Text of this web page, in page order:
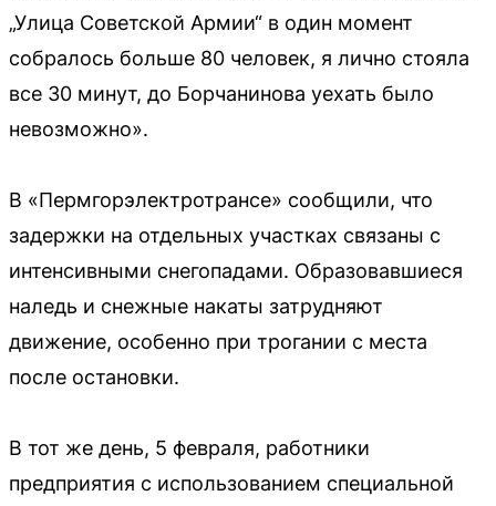
„Улица Советской Армии“ в один момент
собралось больше 80 человек, я лично стояла
все 30 минут, до Борчанинова уехать было
невозможно».
В «Пермгорэлектротрансе» сообщили, что
задержки на отдельных участках связаны с
интенсивными снегопадами. Образовавшиеся
наледь и снежные накаты затрудняют
движение, особенно при трогании с места
после остановки.
В тот же день, 5 февраля, работники
предприятия с использованием специальной